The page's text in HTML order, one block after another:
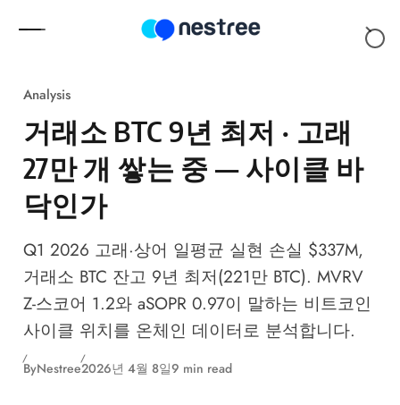
Analysis
거래소 BTC 9년 최저 · 고래
27만 개 쌓는 중 — 사이클 바
닥인가
Q1 2026 고래·상어 일평균 실현 손실 $337M,
거래소 BTC 잔고 9년 최저(221만 BTC). MVRV
Z-스코어 1.2와 aSOPR 0.97이 말하는 비트코인
사이클 위치를 온체인 데이터로 분석합니다.
ByNestree2026년 4월 8일9 min read